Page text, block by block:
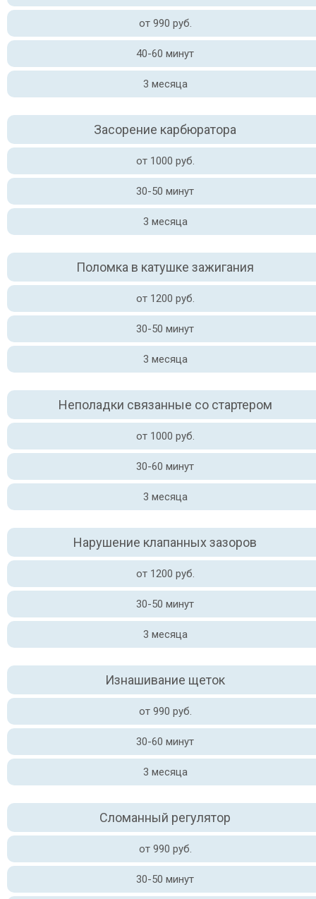
от 990 руб.
40-60 минут
3 месяца
Засорение карбюратора
от 1000 руб.
30-50 минут
3 месяца
Поломка в катушке зажигания
от 1200 руб.
30-50 минут
3 месяца
Неполадки связанные со стартером
от 1000 руб.
30-60 минут
3 месяца
Нарушение клапанных зазоров
от 1200 руб.
30-50 минут
3 месяца
Изнашивание щеток
от 990 руб.
30-60 минут
3 месяца
Сломанный регулятор
от 990 руб.
30-50 минут